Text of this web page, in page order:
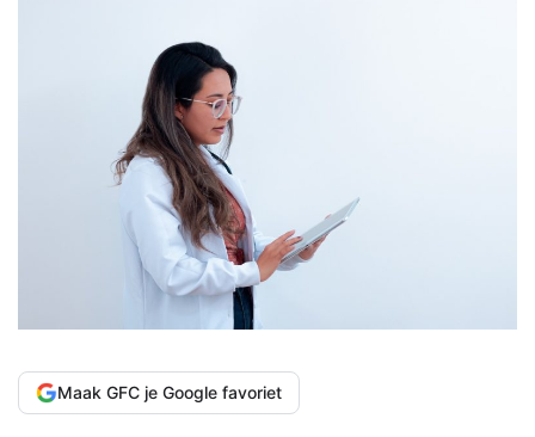
Maak GFC je Google favoriet